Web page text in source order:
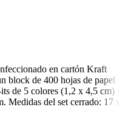
en cartón Kraft
block de 400 hojas de papel
de 5 colores (1,2 x 4,5 cm) y
Medidas del set cerrado: 17 x